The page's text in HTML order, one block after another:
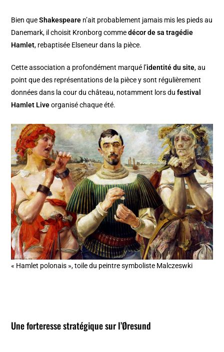
Bien queShakespeare n’ait probablement jamais mis les pieds au
Danemark, il choisit Kronborg commedécor de sa tragédie
Hamlet, rebaptisée Elseneur dans la pièce.
Cette association a profondément marqué l’identité du site, au
point que des représentations de la pièce y sont régulièrement
données dans la cour du château, notamment lors dufestival
Hamlet Liveorganisé chaque été.
« Hamlet polonais », toile du peintre symboliste Malczeswki
Une forteresse stratégique sur l’Øresund